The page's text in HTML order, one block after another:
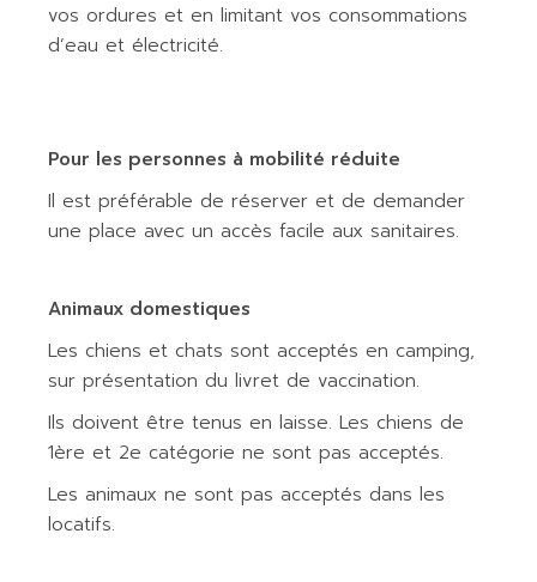
vos ordures et en limitant vos consommations
d’eau et électricité.
Pour les personnes à mobilité réduite
Il est préférable de réserver et de demander
une place avec un accès facile aux sanitaires.
Animaux domestiques
Les chiens et chats sont acceptés en camping,
sur présentation du livret de vaccination.
Ils doivent être tenus en laisse. Les chiens de
1ère et 2e catégorie ne sont pas acceptés.
Les animaux ne sont pas acceptés dans les
locatifs.